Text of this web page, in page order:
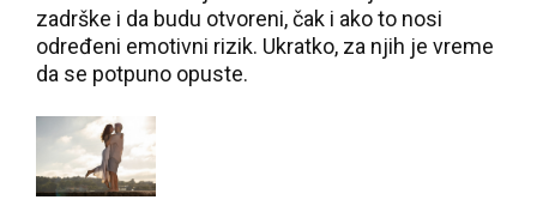
zadrške i da budu otvoreni, čak i ako to nosi
određeni emotivni rizik. Ukratko, za njih je vreme
da se potpuno opuste.